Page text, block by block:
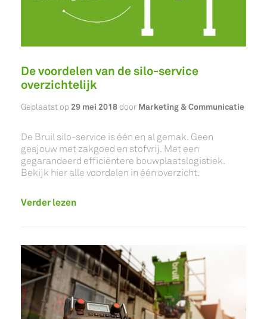
De voordelen van de silo-service
overzichtelijk
Geplaatst op 29 mei 2018door Marketing & Communicatie
De Bruil silo-service is één en al gemak. Geen
gesjouw met zakgoed en stofvrij. Met een
gegarandeerd efficiëntere bouwplaatslogistiek.
Bekijk hier alle voordelen in één overzicht.
Verder lezen